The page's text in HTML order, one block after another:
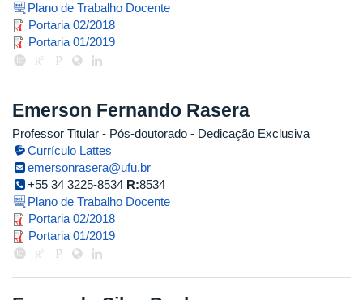
Plano de Trabalho Docente
portaria_pos_doc_eliane.pdf
Portaria 02/2018
portaria_eliane.pdf
Portaria 01/2019
Emerson Fernando Rasera
Professor Titular - Pós-doutorado - Dedicação Exclusiva
Currículo Lattes
emersonrasera@ufu.br
+55 34 3225-8534 R:8534
Plano de Trabalho Docente
portaria_emerson_1.pdf
Portaria 02/2018
portaria_emerson.pdf
Portaria 01/2019